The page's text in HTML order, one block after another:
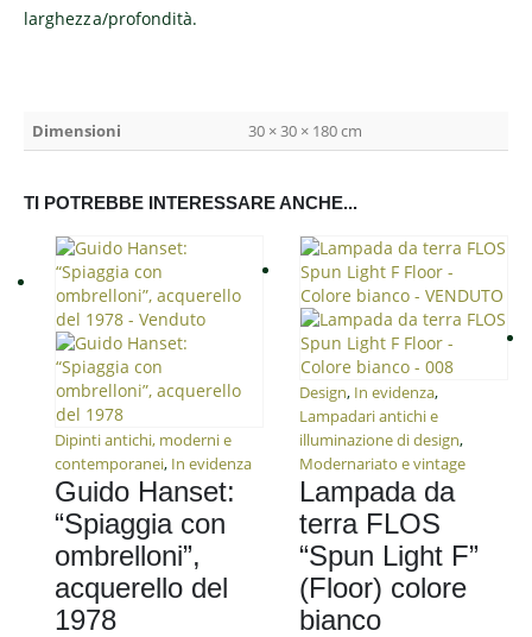
larghezza/profondità.
Dimensioni 30 × 30 × 180 cm
TI POTREBBE INTERESSARE ANCHE...
Dipinti antichi, moderni e
contemporanei, In evidenza
Guido Hanset:
“Spiaggia con
ombrelloni”,
acquerello del
1978
Design, In evidenza,
Lampadari antichi e
illuminazione di design,
Modernariato e vintage
Lampada da
terra FLOS
“Spun Light F”
(Floor) colore
bianco